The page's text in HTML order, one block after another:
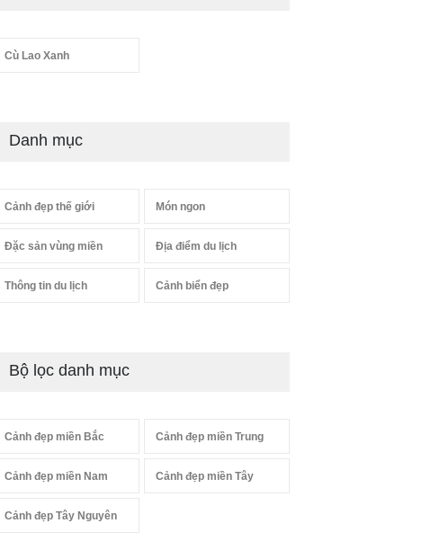
Cù Lao Xanh
Danh mục
Cảnh đẹp thế giới Món ngon
Đặc sản vùng miền Địa điểm du lịch
Thông tin du lịch Cảnh biển đẹp
Bộ lọc danh mục
Cảnh đẹp miền Bắc Cảnh đẹp miền Trung
Cảnh đẹp miền Nam Cảnh đẹp miền Tây
Cảnh đẹp Tây Nguyên